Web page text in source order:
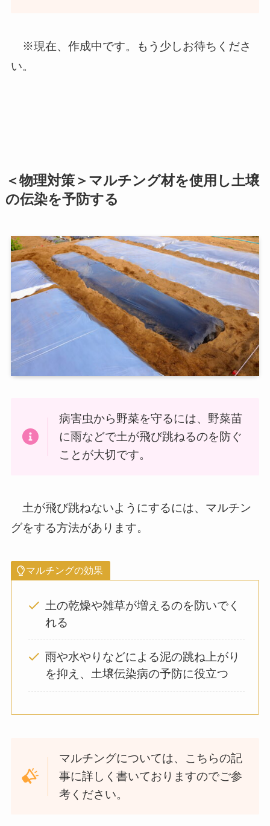
※現在、作成中です。もう少しお待ちくださ
い。
＜物理対策＞マルチング材を使用し土壌
の伝染を予防する
病害虫から野菜を守るには、野菜苗
に雨などで土が飛び跳ねるのを防ぐ
ことが大切です。
土が飛び跳ねないようにするには、マルチン
グをする方法があります。
マルチングの効果
土の乾燥や雑草が増えるのを防いでく
れる
雨や水やりなどによる泥の跳ね上がり
を抑え、土壌伝染病の予防に役立つ
マルチングについては、こちらの記
事に詳しく書いておりますのでご参
考ください。